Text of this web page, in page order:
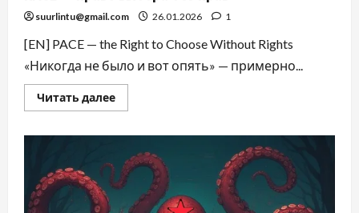
suurlintu@gmail.com 26.01.2026 1
[EN] PACE — the Right to Choose Without Rights
«Никогда не было и вот опять» — примерно...
Читать далее